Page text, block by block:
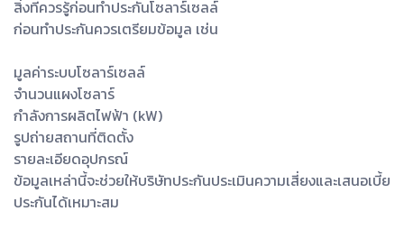
สิ่งที่ควรรู้ก่อนทำประกันโซลาร์เซลล์
ก่อนทำประกันควรเตรียมข้อมูล เช่น
มูลค่าระบบโซลาร์เซลล์
จำนวนแผงโซลาร์
กำลังการผลิตไฟฟ้า (kW)
รูปถ่ายสถานที่ติดตั้ง
รายละเอียดอุปกรณ์
ข้อมูลเหล่านี้จะช่วยให้บริษัทประกันประเมินความเสี่ยงและเสนอเบี้ย
ประกันได้เหมาะสม